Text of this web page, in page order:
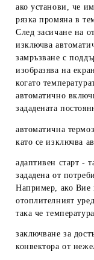
ако установи, че
рязка промяна в
След засичане на
изключва
замръзване с
изобразява на
когато
автоматично
зададената
автоматична
като се изключва
адаптивен старт -
зададена от
Например, ако Вие
отоплителният
така че
заключване за
конвектора от